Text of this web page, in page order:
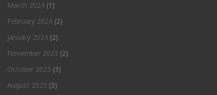
March 2024 (1)
February 2024 (2)
January 2024 (2)
November 2023 (2)
October 2023 (3)
August 2023 (3)